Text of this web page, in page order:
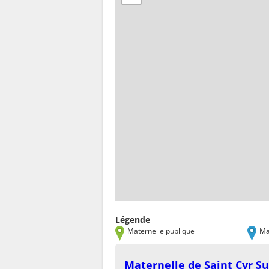
Légende
Maternelle publique
Maternelle de Saint Cyr